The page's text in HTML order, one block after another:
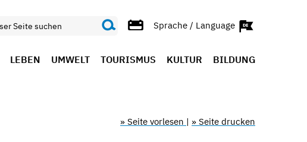
Sprache / Language
LEBEN UMWELT TOURISMUS KULTUR BILDUNG
» Seite vorlesen | » Seite drucken